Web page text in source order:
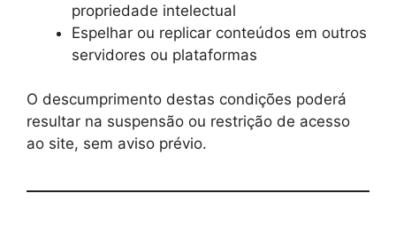
propriedade intelectual
Espelhar ou replicar conteúdos em outros
servidores ou plataformas
O descumprimento destas condições poderá
resultar na suspensão ou restrição de acesso
ao site, sem aviso prévio.